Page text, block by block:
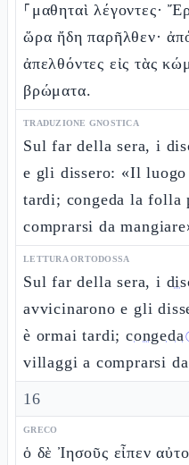
⸀μαθηταὶ λέγοντες·
ὥρα ἤδη παρῆλθεν·
ἀπελθόντες εἰς τὰς
βρώματα.
TRADUZIONE GNOSTICA
Sul far della sera, i
e gli dissero: «Il luogo
tardi; congeda la folla
comprarsi da
LETTURA ORTODOSSA
Sul far della sera, i
avvicinarono e gli
è ormai tardi;congeda
villaggi a comprarsi
16
GRECO
ὁ δὲ Ἰησοῦς εἶπεν